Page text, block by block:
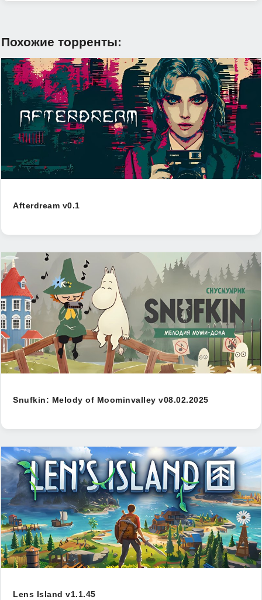
Похожие торренты:
Afterdream v0.1
Snufkin: Melody of Moominvalley v08.02.2025
Lens Island v1.1.45